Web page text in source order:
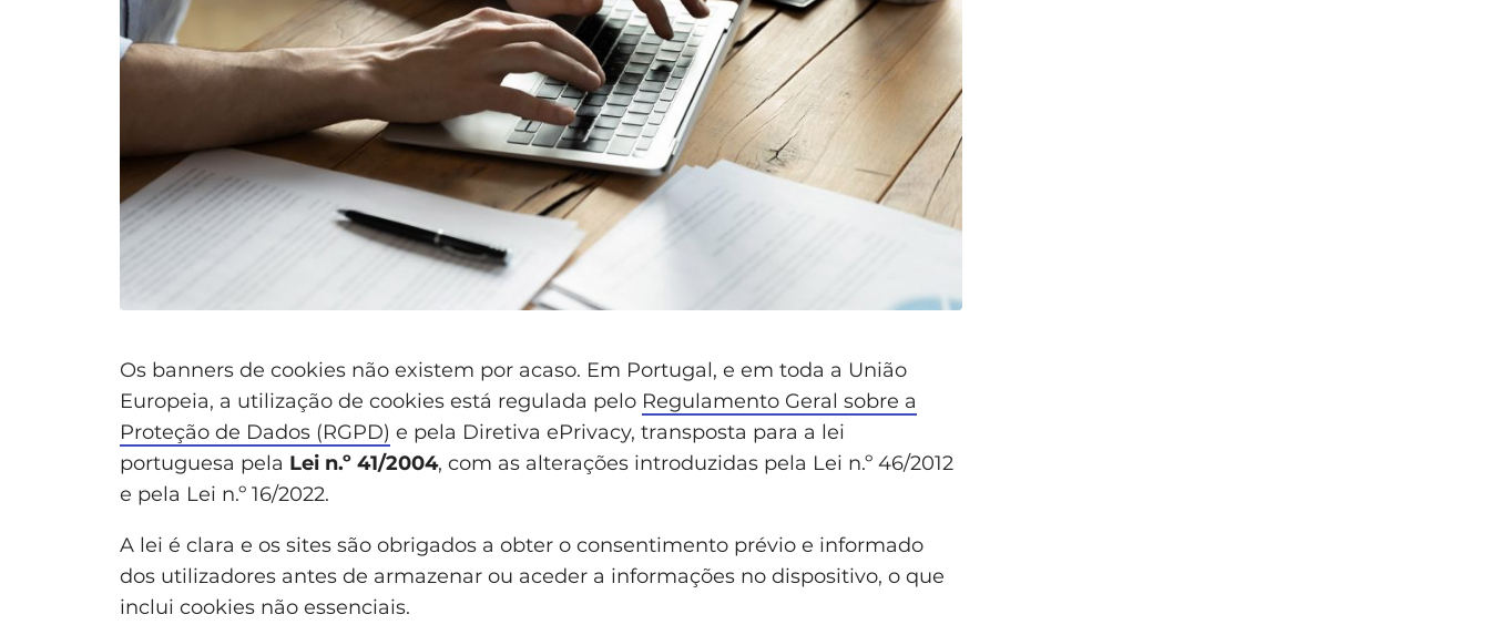
Os banners de cookies não existem por acaso. Em Portugal, e em toda a União
Europeia, a utilização de cookies está regulada pelo Regulamento Geral sobre a
Proteção de Dados (RGPD) e pela Diretiva ePrivacy, transposta para a lei
portuguesa pela Lei n.º 41/2004, com as alterações introduzidas pela Lei n.º 46/2012
e pela Lei n.º 16/2022.
A lei é clara e os sites são obrigados a obter o consentimento prévio e informado
dos utilizadores antes de armazenar ou aceder a informações no dispositivo, o que
inclui cookies não essenciais.